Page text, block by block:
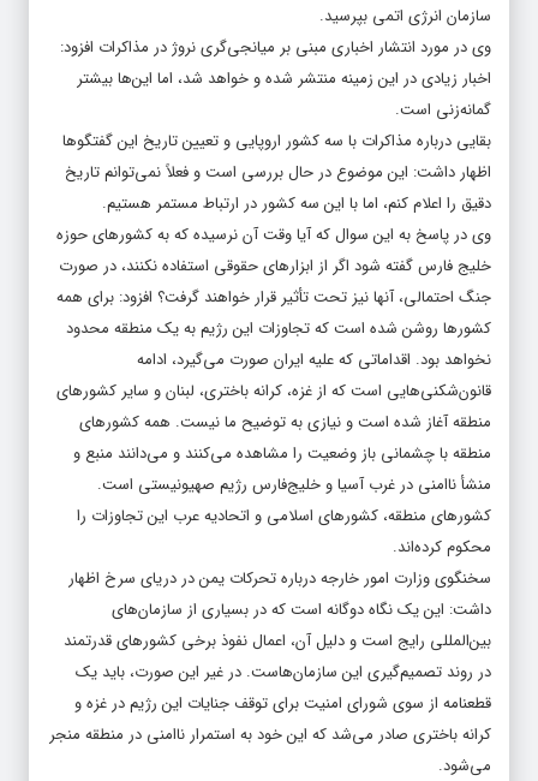
سازمان انرژی اتمی بپرسید.
وی در مورد انتشار اخباری مبنی بر میانجی‌گری نروژ در مذاکرات افزود:
اخبار زیادی در این زمینه منتشر شده و خواهد شد، اما این‌ها بیشتر
گمانه‌زنی است.
بقایی درباره مذاکرات با سه کشور اروپایی و تعیین تاریخ این گفتگوها
اظهار داشت: این موضوع در حال بررسی است و فعلاً نمی‌توانم تاریخ
دقیق را اعلام کنم، اما با این سه کشور در ارتباط مستمر هستیم.
وی در پاسخ به این سوال که آیا وقت آن نرسیده که به کشورهای حوزه
خلیج فارس گفته شود اگر از ابزارهای حقوقی استفاده نکنند، در صورت
جنگ احتمالی، آنها نیز تحت تأثیر قرار خواهند گرفت؟ افزود: برای همه
کشورها روشن شده است که تجاوزات این رژیم به یک منطقه محدود
نخواهد بود. اقداماتی که علیه ایران صورت می‌گیرد، ادامه
قانون‌شکنی‌هایی است که از غزه، کرانه باختری، لبنان و سایر کشورهای
منطقه آغاز شده است و نیازی به توضیح ما نیست. همه کشورهای
منطقه با چشمانی باز وضعیت را مشاهده می‌کنند و می‌دانند منبع و
منشأ ناامنی در غرب آسیا و خلیج‌فارس رژیم صهیونیستی است.
کشورهای منطقه، کشورهای اسلامی و اتحادیه عرب این تجاوزات را
محکوم کرده‌اند.
سخنگوی وزارت امور خارجه درباره تحرکات یمن در دریای سرخ اظهار
داشت: این یک نگاه دوگانه است که در بسیاری از سازمان‌های
بین‌المللی رایج است و دلیل آن، اعمال نفوذ برخی کشورهای قدرتمند
در روند تصمیم‌گیری این سازمان‌هاست. در غیر این صورت، باید یک
قطعنامه از سوی شورای امنیت برای توقف جنایات این رژیم در غزه و
کرانه باختری صادر می‌شد که این خود به استمرار ناامنی در منطقه منجر
می‌شود.